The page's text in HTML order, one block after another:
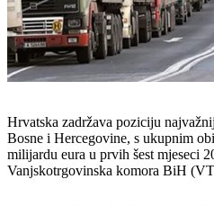
Hrvatska zadržava poziciju
Bosne i Hercegovine, s ukupnim
milijardu eura u prvih šest mjeseci
Vanjskotrgovinska komora BiH